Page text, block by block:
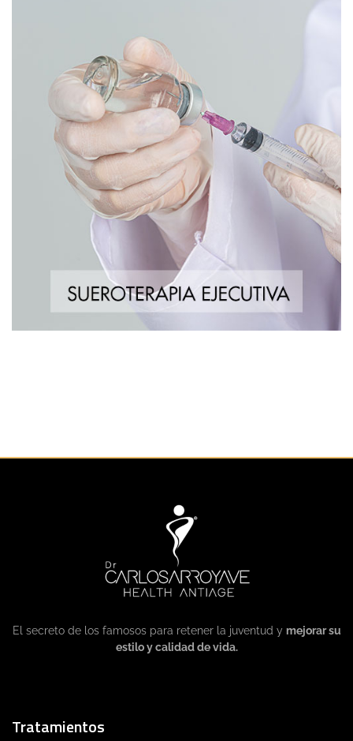
Sueroterapia Ejecutiva / Anti Stress
El secreto de los famosos para retener la juventud y mejorar su
estilo y calidad de vida.
Tratamientos